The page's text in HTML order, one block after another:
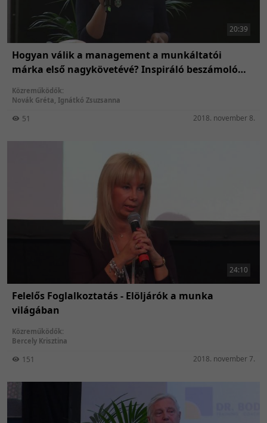
20:39
Hogyan válik a management a munkáltatói
márka első nagykövetévé? Inspiráló beszámoló
élményen alapuló employer branding stratégia
Közreműködők:
Novák Gréta Ignátkó Zsuzsanna
51 2018. november 8.
24:10
Felelős Foglalkoztatás - Elöljárók a munka
világában
Közreműködők:
Bercely Krisztina
151 2018. november 7.